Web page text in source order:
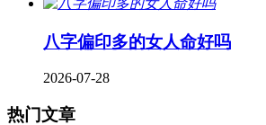
八字偏印多的女人命好吗
2026-07-28
热门文章